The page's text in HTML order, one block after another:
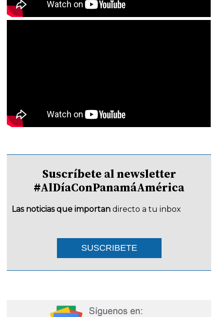
Suscríbete al newsletter
#AlDíaConPanamáAmérica
Las noticias que importan directo a tu inbox
SUSCRIBETE